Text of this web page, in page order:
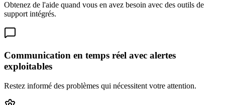
Obtenez de l'aide quand vous en avez besoin avec des outils de
support intégrés.
Communication en temps réel avec alertes
exploitables
Restez informé des problèmes qui nécessitent votre attention.